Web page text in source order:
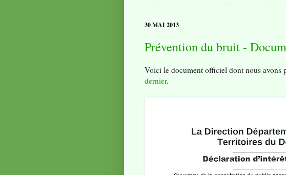
30 MAI 2013
Prévention du bruit -
Voici le document officiel dont nous avons
dernier.